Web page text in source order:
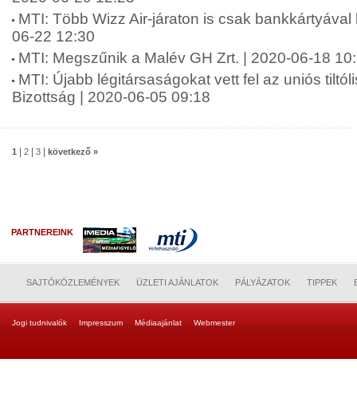
MTI: Több Wizz Air-járaton is csak bankkártyával
06-22 12:30
MTI: Megszűnik a Malév GH Zrt. | 2020-06-18
MTI: Újabb légitársaságokat vett fel az uniós
Bizottság | 2020-06-05 09:18
1 2 3 következő »
PARTNEREINK
SAJTÓKÖZLEMÉNYEK ÜZLETI AJÁNLATOK PÁLYÁZATOK TIPPEK
Jogi tudnivalók Impresszum Médiaajánlat Webmester